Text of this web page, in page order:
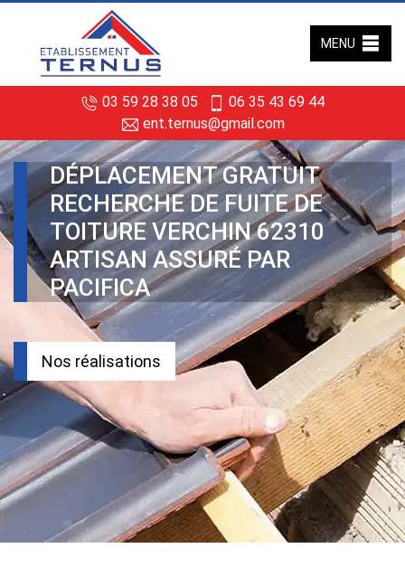
03 59 28 38 05
06 35 43 69 44
ent.ternus@gmail.com
MENU
DÉPLACEMENT GRATUIT
RECHERCHE DE FUITE DE
TOITURE VERCHIN 62310
ARTISAN ASSURÉ PAR
PACIFICA
Nos réalisations